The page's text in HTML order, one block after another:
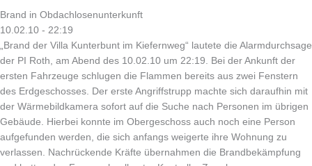
Brand in Obdachlosenunterkunft
10.02.10 - 22:19
„Brand der Villa Kunterbunt im Kiefernweg“ lautete die Alarmdurchsage
der PI Roth, am Abend des 10.02.10 um 22:19. Bei der Ankunft der
ersten Fahrzeuge schlugen die Flammen bereits aus zwei Fenstern
des Erdgeschosses. Der erste Angriffstrupp machte sich daraufhin mit
der Wärmebildkamera sofort auf die Suche nach Personen im übrigen
Gebäude. Hierbei konnte im Obergeschoss auch noch eine Person
aufgefunden werden, die sich anfangs weigerte ihre Wohnung zu
verlassen. Nachrückende Kräfte übernahmen die Brandbekämpfung